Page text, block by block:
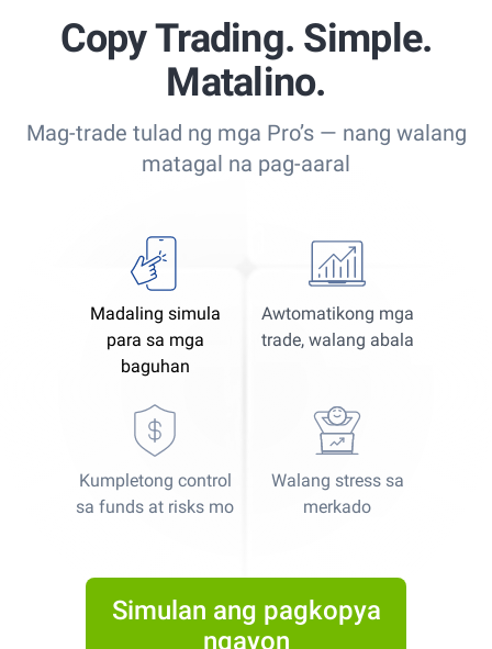
Copy Trading. Simple.
Matalino.
Mag-trade tulad ng mga Pro’s — nang walang
matagal na pag-aaral
Madaling simula
para sa mga
baguhan
Awtomatikong mga
trade, walang abala
Kumpletong control
sa funds at risks mo
Walang stress sa
merkado
Simulan ang pagkopya
ngayon
Best Copy Trading Platform
Global Brands Magazine Awards 2023